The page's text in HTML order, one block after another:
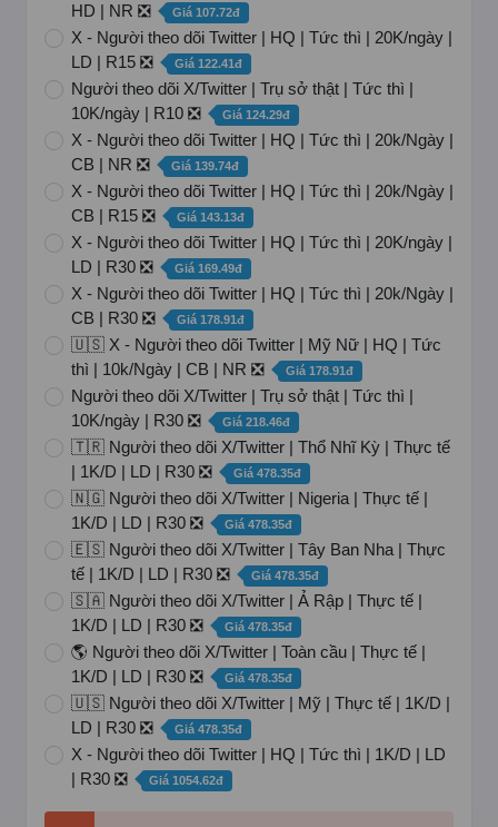
HD | NR ❎
Giá 107.72đ
X - Người theo dõi Twitter | HQ | Tức thì | 20K/ngày |
LD | R15 ❎
Giá 122.41đ
Người theo dõi X/Twitter | Trụ sở thật | Tức thì |
10K/ngày | R10 ❎
Giá 124.29đ
X - Người theo dõi Twitter | HQ | Tức thì | 20k/Ngày |
CB | NR ❎
Giá 139.74đ
X - Người theo dõi Twitter | HQ | Tức thì | 20k/Ngày |
CB | R15 ❎
Giá 143.13đ
X - Người theo dõi Twitter | HQ | Tức thì | 20K/ngày |
LD | R30 ❎
Giá 169.49đ
X - Người theo dõi Twitter | HQ | Tức thì | 20k/Ngày |
CB | R30 ❎
Giá 178.91đ
🇺🇸 X - Người theo dõi Twitter | Mỹ Nữ | HQ | Tức
thì | 10k/Ngày | CB | NR ❎
Giá 178.91đ
Người theo dõi X/Twitter | Trụ sở thật | Tức thì |
10K/ngày | R30 ❎
Giá 218.46đ
🇹🇷 Người theo dõi X/Twitter | Thổ Nhĩ Kỳ | Thực tế
| 1K/D | LD | R30 ❎
Giá 478.35đ
🇳🇬 Người theo dõi X/Twitter | Nigeria | Thực tế |
1K/D | LD | R30 ❎
Giá 478.35đ
🇪🇸 Người theo dõi X/Twitter | Tây Ban Nha | Thực
tế | 1K/D | LD | R30 ❎
Giá 478.35đ
🇸🇦 Người theo dõi X/Twitter | Ả Rập | Thực tế |
1K/D | LD | R30 ❎
Giá 478.35đ
🌎 Người theo dõi X/Twitter | Toàn cầu | Thực tế |
1K/D | LD | R30 ❎
Giá 478.35đ
🇺🇸 Người theo dõi X/Twitter | Mỹ | Thực tế | 1K/D |
LD | R30 ❎
Giá 478.35đ
X - Người theo dõi Twitter | HQ | Tức thì | 1K/D | LD
| R30 ❎
Giá 1054.62đ